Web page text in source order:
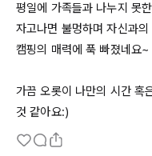
평일에 가족들과 나누지 못
자고나면 불멍하며 자신과
캠핑의 매력에 푹 빠졌네요~
가끔 오롯이 나만의 시간 혹
것 같아요:)